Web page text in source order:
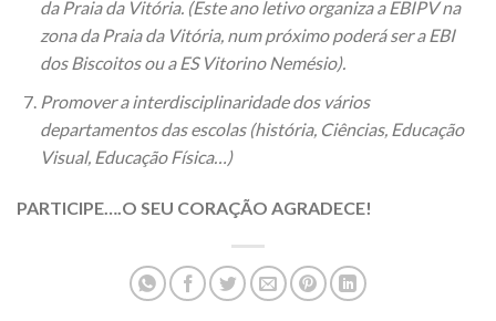
da Praia da Vitória. (Este ano letivo organiza a EBIPV na
zona da Praia da Vitória, num próximo poderá ser a EBI
dos Biscoitos ou a ES Vitorino Nemésio).
Promover a interdisciplinaridade dos vários
departamentos das escolas (história, Ciências, Educação
Visual, Educação Física…)
PARTICIPE….O SEU CORAÇÃO AGRADECE!